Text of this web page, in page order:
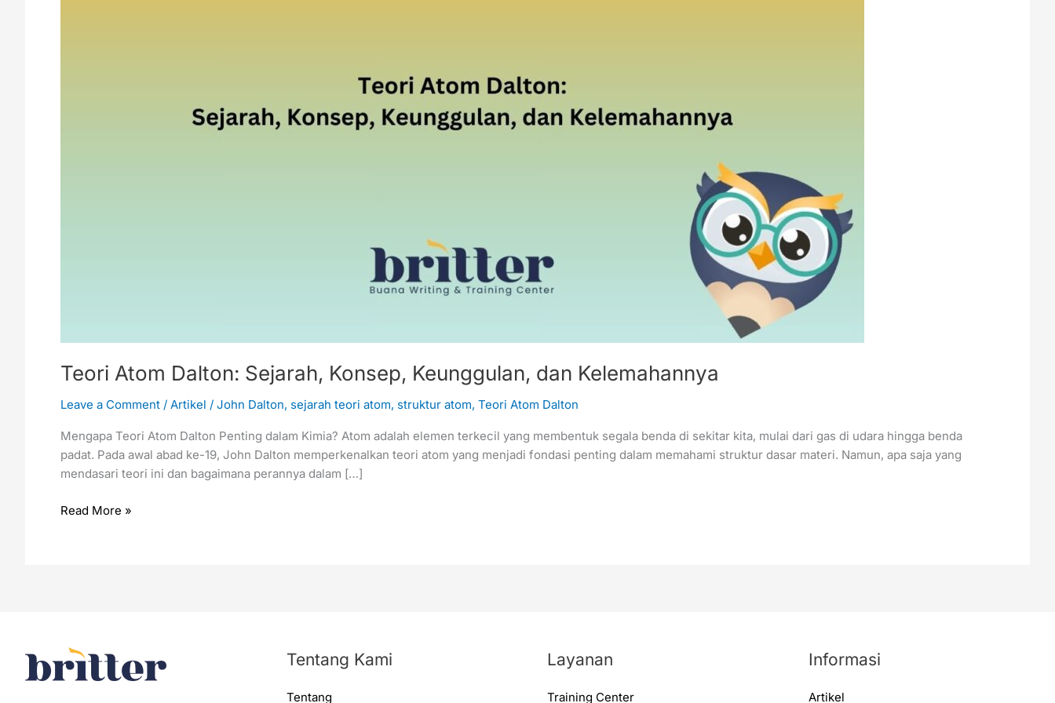
Teori Atom Dalton: Sejarah, Konsep, Keunggulan, dan Kelemahannya
Leave a Comment / Artikel / John Dalton, sejarah teori atom, struktur atom, Teori Atom Dalton
Mengapa Teori Atom Dalton Penting dalam Kimia? Atom adalah elemen terkecil yang membentuk segala benda di sekitar kita, mulai dari gas di udara hingga benda
padat. Pada awal abad ke-19, John Dalton memperkenalkan teori atom yang menjadi fondasi penting dalam memahami struktur dasar materi. Namun, apa saja yang
mendasari teori ini dan bagaimana perannya dalam […]
Read More »
Tentang Kami
Tentang
Layanan
Training Center
Informasi
Artikel